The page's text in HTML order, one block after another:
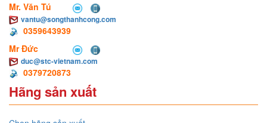
Mr. Văn Tú
vantu@songthanhcong.com
0359643939
Mr Đức
duc@stc-vietnam.com
0379720873
Hãng sản xuất